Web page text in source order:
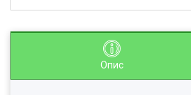
Опис